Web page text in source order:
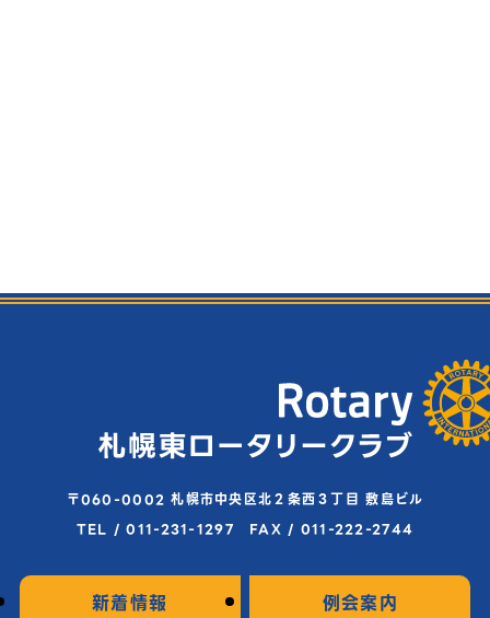
〒060-0002 札幌市中央区北２条西３丁目 敷島ビル
TEL / 011-231-1297 FAX / 011-222-2744
新着情報 例会案内